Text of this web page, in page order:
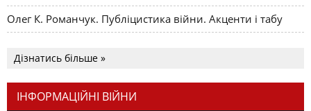
Олег К. Романчук. Публіцистика війни. Акценти і табу
Дізнатись більше »
ІНФОРМАЦІЙНІ ВІЙНИ